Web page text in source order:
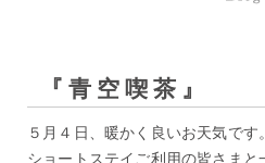
『青空喫茶』
５月４日、暖かく良いお天気です。
ショートステイご利用の皆さまと